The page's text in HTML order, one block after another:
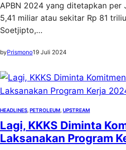
APBN 2024 yang ditetapkan per
5,41 miliar atau sekitar Rp 81
Soetjipto,…
byPrismono19 Juli 2024
HEADLINES PETROLEUM UPSTREAM
Lagi, KKKS Diminta
Laksanakan Program